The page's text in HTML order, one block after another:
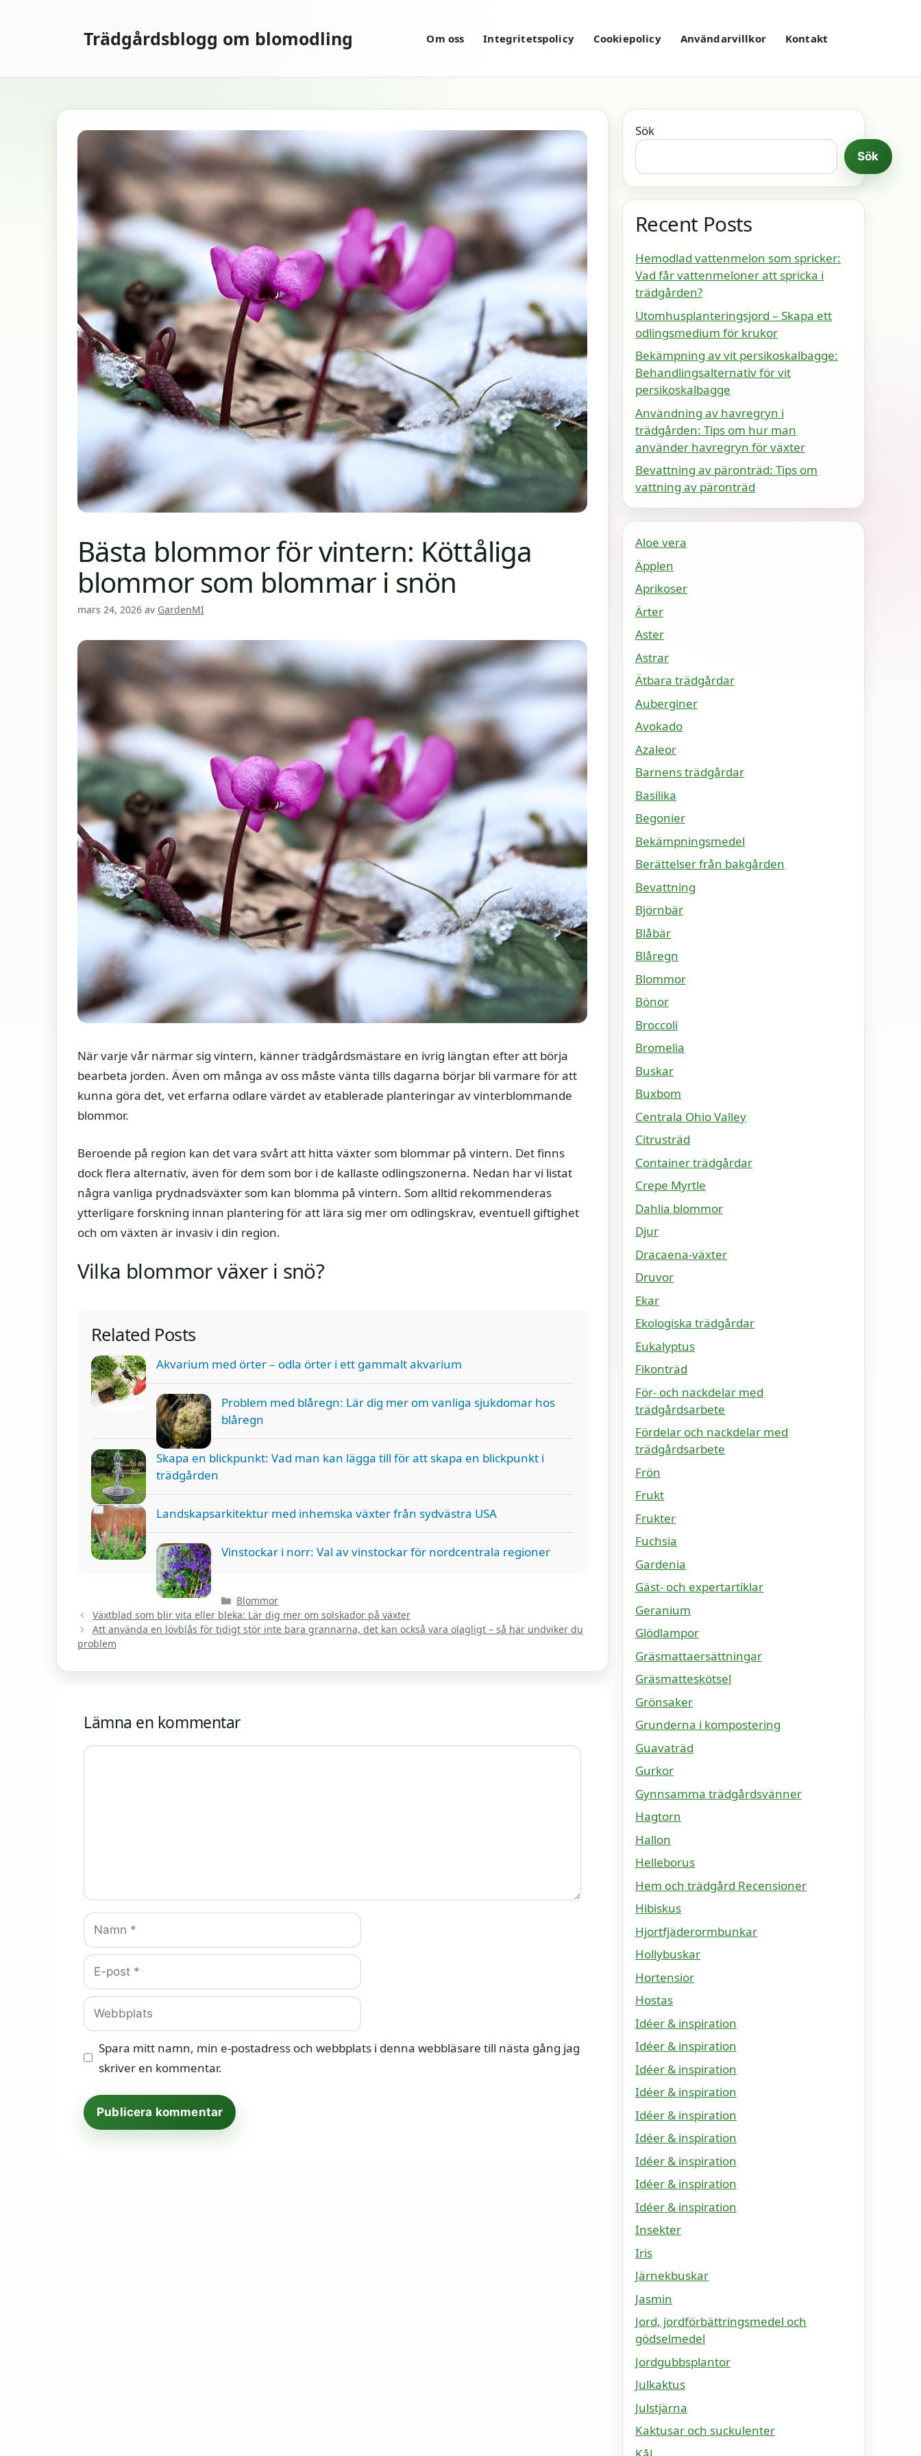
Trädgårdsblogg om blomodling Om oss Integritetspolicy Cookiepolicy Användarvillkor Kontakt
Bästa blommor för vintern: Köttåliga
blommor som blommar i snön
mars 24, 2026 av GardenMI
När varje vår närmar sig vintern, känner trädgårdsmästare en ivrig längtan efter att börja
bearbeta jorden. Även om många av oss måste vänta tills dagarna börjar bli varmare för att
kunna göra det, vet erfarna odlare värdet av etablerade planteringar av vinterblommande
blommor.
Beroende på region kan det vara svårt att hitta växter som blommar på vintern. Det finns
dock flera alternativ, även för dem som bor i de kallaste odlingszonerna. Nedan har vi listat
några vanliga prydnadsväxter som kan blomma på vintern. Som alltid rekommenderas
ytterligare forskning innan plantering för att lära sig mer om odlingskrav, eventuell giftighet
och om växten är invasiv i din region.
Vilka blommor växer i snö?
Related Posts
Akvarium med örter – odla örter i ett gammalt akvarium
Problem med blåregn: Lär dig mer om vanliga sjukdomar hos
blåregn
Skapa en blickpunkt: Vad man kan lägga till för att skapa en blickpunkt i
trädgården
Landskapsarkitektur med inhemska växter från sydvästra USA
Vinstockar i norr: Val av vinstockar för nordcentrala regioner
Kategorier
Blommor
Växtblad som blir vita eller bleka: Lär dig mer om solskador på växter
Att använda en lövblås för tidigt stör inte bara grannarna, det kan också vara olagligt – så här undviker du
problem
Lämna en kommentar
Kommentar
Namn
E-
post
Webbplats
Spara mitt namn, min e-postadress och webbplats i denna webbläsare till nästa gång jag
skriver en kommentar.
Sök
Sök
Recent Posts
Hemodlad vattenmelon som spricker:
Vad får vattenmeloner att spricka i
trädgården?
Utomhusplanteringsjord – Skapa ett
odlingsmedium för krukor
Bekämpning av vit persikoskalbagge:
Behandlingsalternativ för vit
persikoskalbagge
Användning av havregryn i
trädgården: Tips om hur man
använder havregryn för växter
Bevattning av päronträd: Tips om
vattning av päronträd
Aloe vera
Äpplen
Aprikoser
Ärter
Aster
Astrar
Ätbara trädgårdar
Auberginer
Avokado
Azaleor
Barnens trädgårdar
Basilika
Begonier
Bekämpningsmedel
Berättelser från bakgården
Bevattning
Björnbär
Blåbär
Blåregn
Blommor
Bönor
Broccoli
Bromelia
Buskar
Buxbom
Centrala Ohio Valley
Citrusträd
Container trädgårdar
Crepe Myrtle
Dahlia blommor
Djur
Dracaena-växter
Druvor
Ekar
Ekologiska trädgårdar
Eukalyptus
Fikonträd
För- och nackdelar med
trädgårdsarbete
Fördelar och nackdelar med
trädgårdsarbete
Frön
Frukt
Frukter
Fuchsia
Gardenia
Gäst- och expertartiklar
Geranium
Glödlampor
Gräsmattaersättningar
Gräsmatteskötsel
Grönsaker
Grunderna i kompostering
Guavaträd
Gurkor
Gynnsamma trädgårdsvänner
Hagtorn
Hallon
Helleborus
Hem och trädgård Recensioner
Hibiskus
Hjortfjäderormbunkar
Hollybuskar
Hortensior
Hostas
Idéer & inspiration
Idéer & inspiration
Idéer & inspiration
Idéer & inspiration
Idéer & inspiration
Idéer & inspiration
Idéer & inspiration
Idéer & inspiration
Idéer & inspiration
Insekter
Iris
Järnekbuskar
Jasmin
Jord, jordförbättringsmedel och
gödselmedel
Jordgubbsplantor
Julkaktus
Julstjärna
Kaktusar och suckulenter